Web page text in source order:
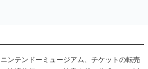
ニンテンドーミュージアム、チケットの転売